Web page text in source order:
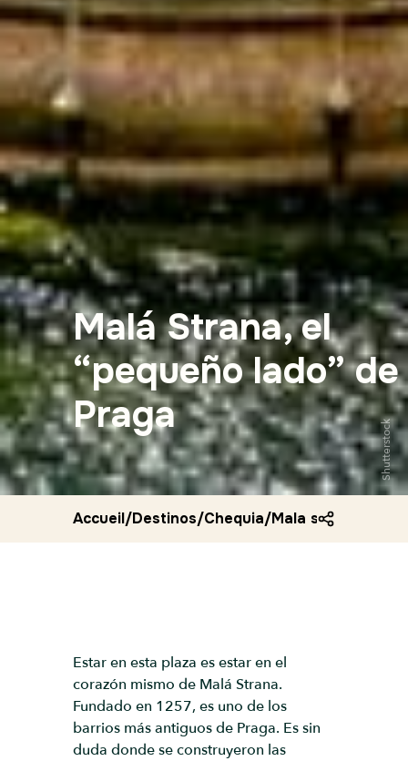
Malá Strana, el
“pequeño lado” de
Praga
Shutterstock
Accueil/Destinos/Chequia/Mala strana el
Estar en esta plaza es estar en el
corazón mismo de Malá Strana.
Fundado en 1257, es uno de los
barrios más antiguos de Praga. Es sin
duda donde se construyeron las